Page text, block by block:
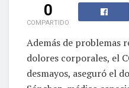
0
COMPARTIDO
Además de problemas
dolores corporales, el
desmayos, aseguró el